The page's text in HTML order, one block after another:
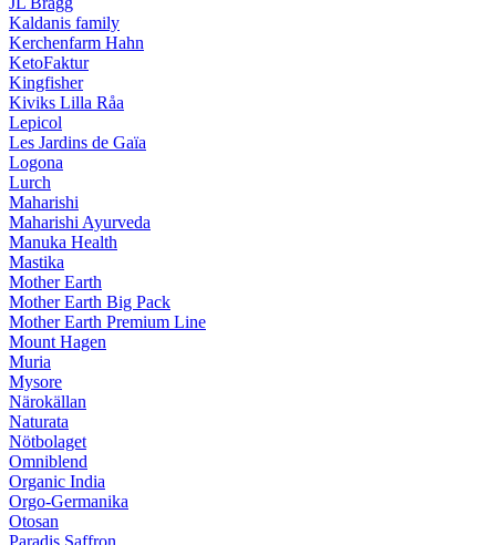
Kaldanis family
Kerchenfarm Hahn
KetoFaktur
Kingfisher
Kiviks Lilla Råa
Lepicol
Les Jardins de Gaïa
Logona
Lurch
Maharishi
Maharishi Ayurveda
Manuka Health
Mastika
Mother Earth
Mother Earth Big Pack
Mother Earth Premium Line
Mount Hagen
Muria
Mysore
Närokällan
Naturata
Nötbolaget
Omniblend
Organic India
Orgo-Germanika
Otosan
Paradis Saffron